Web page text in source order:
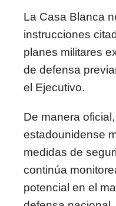
La Casa Blanca
instrucciones
planes militares
de defensa
el Ejecutivo.
De manera
estadounidense
medidas de
continúa
potencial en el